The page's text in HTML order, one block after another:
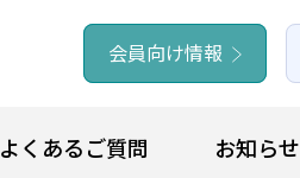
会員向け情報
よくあるご質問 お知らせ